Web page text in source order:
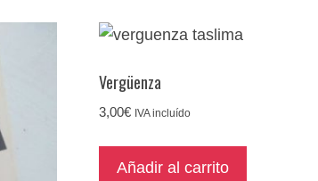
Vergüenza
3,00€ IVA incluído
Añadir al carrito